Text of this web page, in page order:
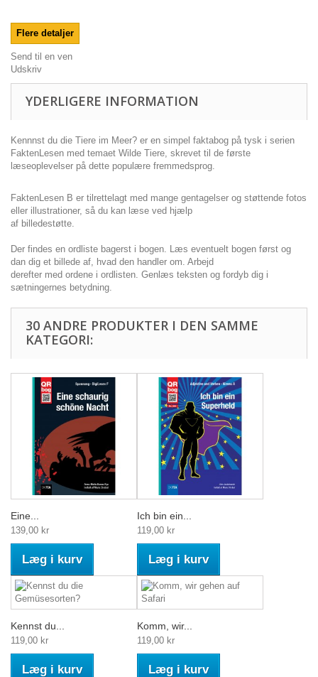
Flere detaljer
Send til en ven
Udskriv
YDERLIGERE INFORMATION
Kennnst du die Tiere im Meer? er en simpel faktabog på tysk i serien
FaktenLesen med temaet Wilde Tiere, skrevet til de første
læseoplevelser på dette populære fremmedsprog.
FaktenLesen B er tilrettelagt med mange gentagelser og støttende fotos
eller illustrationer, så du kan læse ved hjælp
af billedestøtte.
Der findes en ordliste bagerst i bogen. Læs eventuelt bogen først og
dan dig et billede af, hvad den handler om. Arbejd
derefter med ordene i ordlisten. Genlæs teksten og fordyb dig i
sætningernes betydning.
30 ANDRE PRODUKTER I DEN SAMME
KATEGORI:
Eine...
139,00 kr
Læg i kurv
Ich bin ein...
119,00 kr
Læg i kurv
Kennst du...
119,00 kr
Læg i kurv
Komm, wir...
119,00 kr
Læg i kurv